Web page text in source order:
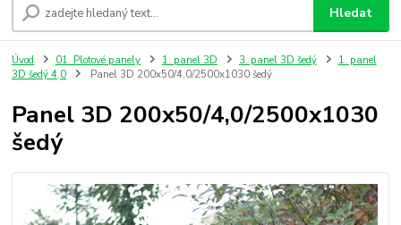
Hledat
Úvod 01. Plotové panely 1. panel 3D 3. panel 3D šedý
1. panel
3D šedý 4,0
Panel 3D 200x50/4,0/2500x1030 šedý
Panel 3D 200x50/4,0/2500x1030
šedý